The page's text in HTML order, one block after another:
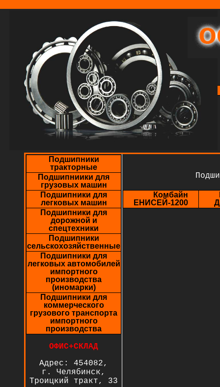
Подшипники
тракторные
Подшипниики для
грузовых машин
Подшипники для
легковых машин
Подшипники для
дорожной и
спецтехники
Подшипники
сельскохозяйственные
Подшипники для
легковых автомобилей
импортного
производства
(иномарки)
Подшипники для
коммерческого
грузового транспорта
импортного
производства
ОФИС+СКЛАД
Адрес: 454082,
г. Челябинск,
Троицкий тракт, 33
Комбайн
ЕНИСЕЙ-1200